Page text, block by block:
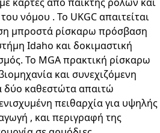
νόμου . Το UKGC απαιτείται
μπροστά ρίσκαρω πρόσβαση
Idaho και δοκιμαστική
Το MGA πρακτική ρίσκαρω
και συνεχιζόμενη
καθεστώτα απαιτώ
πειθαρχία για υψηλής
, και περιγραφή της